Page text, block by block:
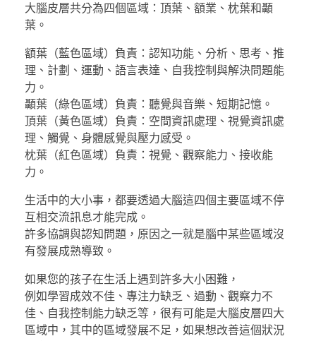
大腦皮層共分為四個區域：頂葉、額業、枕葉和顳
葉。
額葉（藍色區域）負責：認知功能、分析、思考、推
理、計劃、運動、語言表達、自我控制與解決問題能
力。
顳葉（綠色區域）負責：聽覺與音樂、短期記憶。
頂葉（黃色區域）負責：空間資訊處理、視覺資訊處
理、觸覺、身體感覺與壓力感受。
枕葉（紅色區域）負責：視覺、觀察能力、接收能
力。
生活中的大小事，都要透過大腦這四個主要區域不停
互相交流訊息才能完成。
許多協調與認知問題，原因之一就是腦中某些區域沒
有發展成熟導致。
如果您的孩子在生活上遇到許多大小困難，
例如學習成效不佳、專注力缺乏、過動、觀察力不
佳、自我控制能力缺乏等，很有可能是大腦皮層四大
區域中，其中的區域發展不足，如果想改善這個狀況